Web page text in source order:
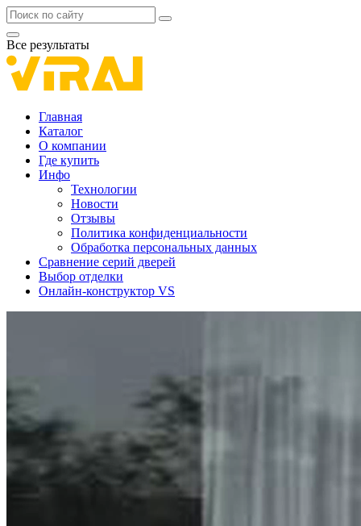
Все результаты
Главная
Каталог
О компании
Где купить
Инфо
Технологии
Новости
Отзывы
Политика конфиденциальности
Обработка персональных данных
Сравнение серий дверей
Выбор отделки
Онлайн-конструктор VS